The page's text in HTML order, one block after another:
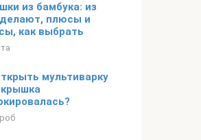
из бамбука: из
делают, плюсы и
как выбрать
мультиварку